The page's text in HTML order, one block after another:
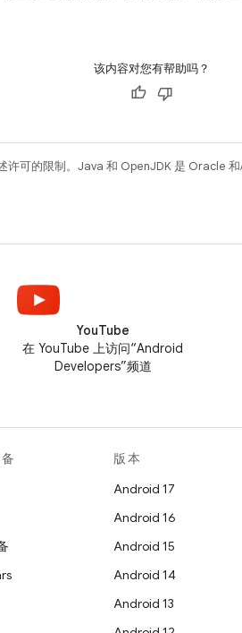
该内容对您有帮助吗？
许可的限制。Java 和 OpenJDK 是 Oracle 和
YouTube
在 YouTube 上访问“Android
Developers”频道
版本
Android 17
Android 16
Android 15
Android 14
Android 13